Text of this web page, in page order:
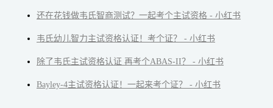
还在花钱做韦氏智商测试？一起考个主试资格 - 小红书
韦氏幼儿智力主试资格认证！考个证？ - 小红书
除了韦氏主试资格认证 再考个ABAS-II？ - 小红书
Bayley-4主试资格认证！一起来考个证？ - 小红书